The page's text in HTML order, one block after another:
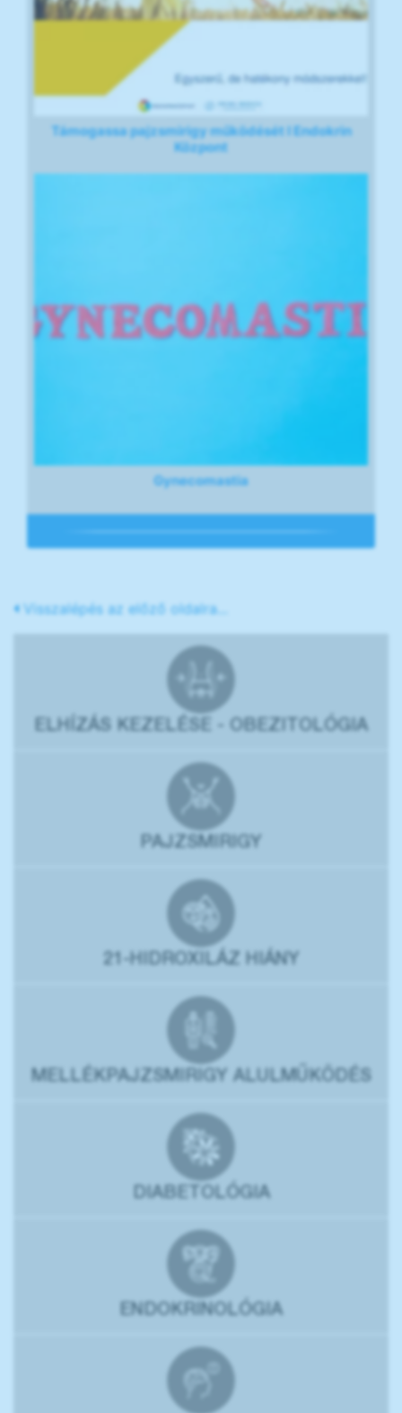
Támogassa pajzsmirigy működését I Endokrin
Központ
Gynecomastia
Visszalépés az előző oldalra...
ELHÍZÁS KEZELÉSE - OBEZITOLÓGIA
PAJZSMIRIGY
21-HIDROXILÁZ HIÁNY
MELLÉKPAJZSMIRIGY ALULMŰKÖDÉS
DIABETOLÓGIA
ENDOKRINOLÓGIA